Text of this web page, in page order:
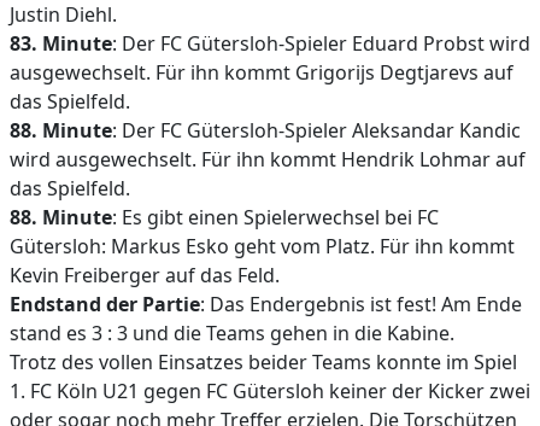
Justin Diehl.
83. Minute: Der FC Gütersloh-Spieler Eduard Probst wird
ausgewechselt. Für ihn kommt Grigorijs Degtjarevs auf
das Spielfeld.
88. Minute: Der FC Gütersloh-Spieler Aleksandar Kandic
wird ausgewechselt. Für ihn kommt Hendrik Lohmar auf
das Spielfeld.
88. Minute: Es gibt einen Spielerwechsel bei FC
Gütersloh: Markus Esko geht vom Platz. Für ihn kommt
Kevin Freiberger auf das Feld.
Endstand der Partie: Das Endergebnis ist fest! Am Ende
stand es 3 : 3 und die Teams gehen in die Kabine.
Trotz des vollen Einsatzes beider Teams konnte im Spiel
1. FC Köln U21 gegen FC Gütersloh keiner der Kicker zwei
oder sogar noch mehr Treffer erzielen. Die Torschützen